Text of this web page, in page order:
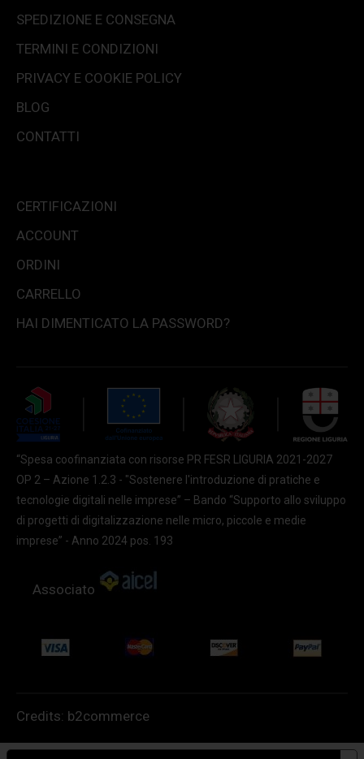
SPEDIZIONE E CONSEGNA
TERMINI E CONDIZIONI
PRIVACY E COOKIE POLICY
BLOG
CONTATTI
CERTIFICAZIONI
ACCOUNT
ORDINI
CARRELLO
HAI DIMENTICATO LA PASSWORD?
“Spesa coofinanziata con risorse PR FESR LIGURIA 2021-2027
OP 2 – Azione 1.2.3 - "Sostenere l'introduzione di pratiche e
tecnologie digitali nelle imprese” – Bando “Supporto allo sviluppo
di progetti di digitalizzazione nelle micro, piccole e medie
imprese” - Anno 2024 pos. 193
Associato
Credits: b2commerce